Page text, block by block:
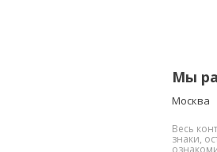
Мы
Москва
Весь
знаки,